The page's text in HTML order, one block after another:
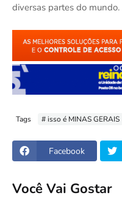
diversas partes do mundo.
Tags # isso é MINAS GERAIS
Facebook
Você Vai Gostar